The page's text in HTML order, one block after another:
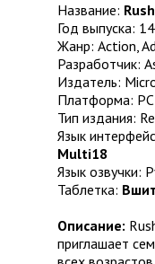
Название:
Год выпуска:
Жанр: Action,
Разработчик:
Издатель:
Платформа: PC
Тип издания:
Язык
Multi18
Язык озвучки:
Таблетка:
Описание:
приглашает